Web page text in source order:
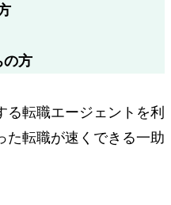
の方
る転職エージェントを利
た転職が速くできる一助